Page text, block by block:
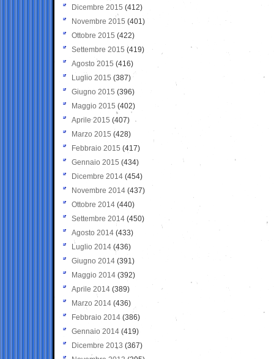
Dicembre 2015 (412)
Novembre 2015 (401)
Ottobre 2015 (422)
Settembre 2015 (419)
Agosto 2015 (416)
Luglio 2015 (387)
Giugno 2015 (396)
Maggio 2015 (402)
Aprile 2015 (407)
Marzo 2015 (428)
Febbraio 2015 (417)
Gennaio 2015 (434)
Dicembre 2014 (454)
Novembre 2014 (437)
Ottobre 2014 (440)
Settembre 2014 (450)
Agosto 2014 (433)
Luglio 2014 (436)
Giugno 2014 (391)
Maggio 2014 (392)
Aprile 2014 (389)
Marzo 2014 (436)
Febbraio 2014 (386)
Gennaio 2014 (419)
Dicembre 2013 (367)